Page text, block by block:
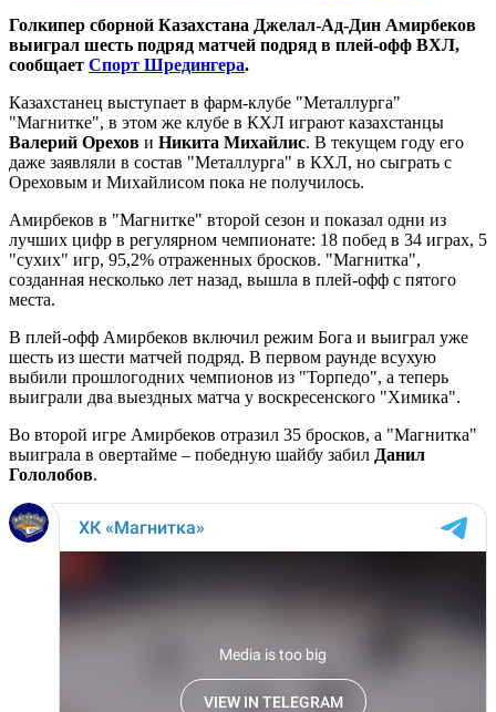
Голкипер сборной Казахстана Джелал-Ад-Дин Амирбеков
выиграл шесть подряд матчей подряд в плей-офф ВХЛ,
сообщает Спорт Шредингера.
Казахстанец выступает в фарм-клубе "Металлурга"
"Магнитке", в этом же клубе в КХЛ играют казахстанцы
Валерий Орехов и Никита Михайлис. В текущем году его
даже заявляли в состав "Металлурга" в КХЛ, но сыграть с
Ореховым и Михайлисом пока не получилось.
Амирбеков в "Магнитке" второй сезон и показал одни из
лучших цифр в регулярном чемпионате: 18 побед в 34 играх, 5
"сухих" игр, 95,2% отраженных бросков. "Магнитка",
созданная несколько лет назад, вышла в плей-офф с пятого
места.
В плей-офф Амирбеков включил режим Бога и выиграл уже
шесть из шести матчей подряд. В первом раунде всухую
выбили прошлогодних чемпионов из "Торпедо", а теперь
выиграли два выездных матча у воскресенского "Химика".
Во второй игре Амирбеков отразил 35 бросков, а "Магнитка"
выиграла в овертайме – победную шайбу забил Данил
Гололобов.